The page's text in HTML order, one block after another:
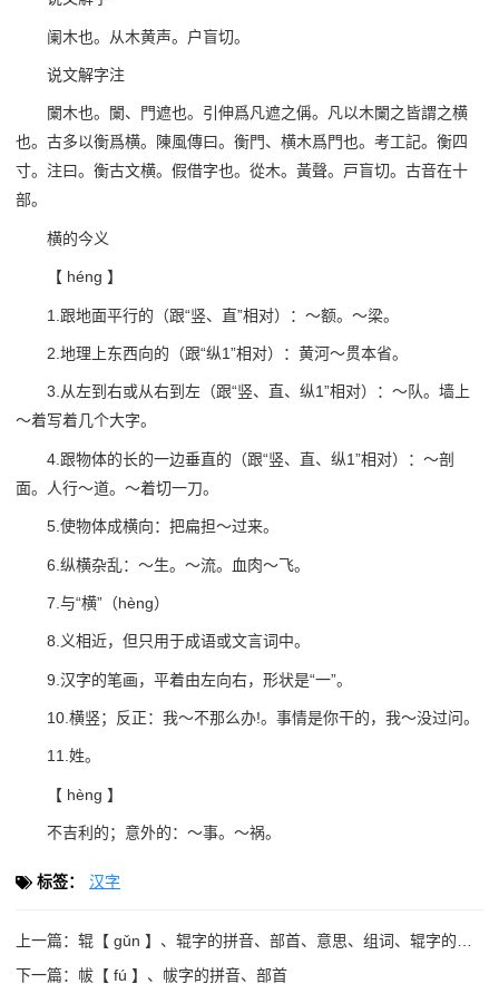
阑木也。从木黄声。户盲切。
说文解字注
闌木也。闌、門遮也。引伸爲凡遮之偁。凡以木闌之皆謂之横
也。古多以衡爲横。陳風傳曰。衡門、横木爲門也。考工記。衡四
寸。注曰。衡古文横。假借字也。從木。黃聲。戸盲切。古音在十
部。
横的今义
【 héng 】
1.跟地面平行的（跟“竖、直”相对）：～额。～梁。
2.地理上东西向的（跟“纵1”相对）：黄河～贯本省。
3.从左到右或从右到左（跟“竖、直、纵1”相对）：～队。墙上
～着写着几个大字。
4.跟物体的长的一边垂直的（跟“竖、直、纵1”相对）：～剖
面。人行～道。～着切一刀。
5.使物体成横向：把扁担～过来。
6.纵横杂乱：～生。～流。血肉～飞。
7.与“横”（hèng）
8.义相近，但只用于成语或文言词中。
9.汉字的笔画，平着由左向右，形状是“一”。
10.横竖；反正：我～不那么办!。事情是你干的，我～没过问。
11.姓。
【 hèng 】
不吉利的；意外的：～事。～祸。
标签： 汉字
上一篇： 辊【 gǔn 】、辊字的拼音、部首、意思、组词、辊字的笔顺、
下一篇： 帗【 fú 】、帗字的拼音、部首